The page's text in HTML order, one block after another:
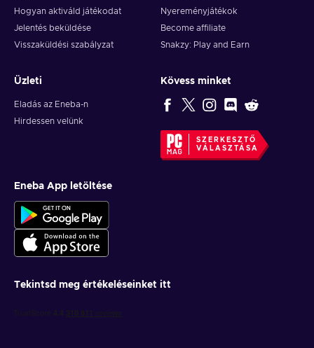
Hogyan aktiváld játékodat
Jelentés beküldése
Visszaküldési szabályzat
Nyereményjátékok
Become affiliate
Snakzy: Play and Earn
Üzleti
Eladás az Eneba-n
Hirdessen velünk
Kövess minket
SZERKESZTŐ
VÁLASZTÁSA
Eneba App letöltése
Tekintsd meg értékeléseinket itt